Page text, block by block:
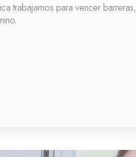
trabajamos para vencer